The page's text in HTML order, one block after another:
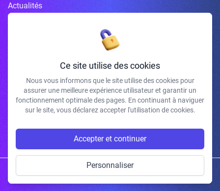
Actualités
Inscrivez-vous à la newsletter
J'accepte de recevoir vos e-mails et confirme avoir pris connaissance de
votre politique de confidentialité et mentions légales.
Copyright © 2026 | Gum Studio. Tous droits réservés.
Ce site utilise des cookies
Nous vous informons que le site utilise des cookies pour
assurer une meilleure expérience utilisateur et garantir un
fonctionnement optimale des pages. En continuant à naviguer
sur le site, vous déclarez accepter l'utilisation de cookies.
Accepter et continuer
Personnaliser